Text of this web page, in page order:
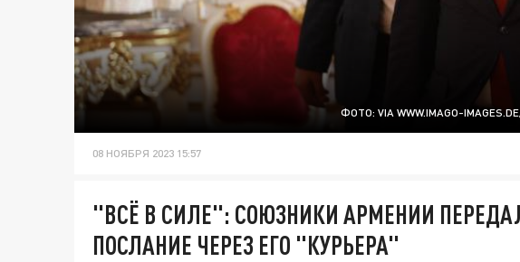
ФОТО: VIA WWW.IMAGO-
08 НОЯБРЯ 2023 15:57
"ВСЁ В СИЛЕ": СОЮЗНИКИ АРМЕНИИ
ПОСЛАНИЕ ЧЕРЕЗ ЕГО "КУРЬЕРА"